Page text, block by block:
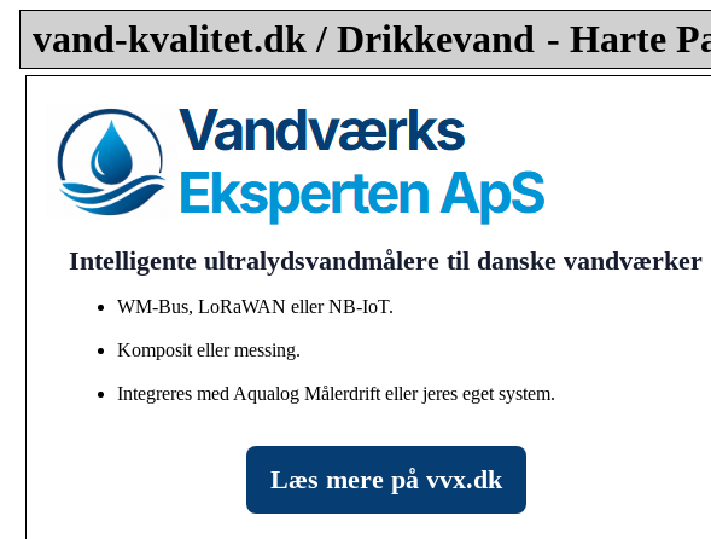
vand-kvalitet.dk / Drikkevand - Harte
Intelligente ultralydsvandmålere til danske vandværker
WM-Bus, LoRaWAN eller NB-IoT.
Komposit eller messing.
Integreres med Aqualog Målerdrift eller jeres eget system.
Læs mere på vvx.dk